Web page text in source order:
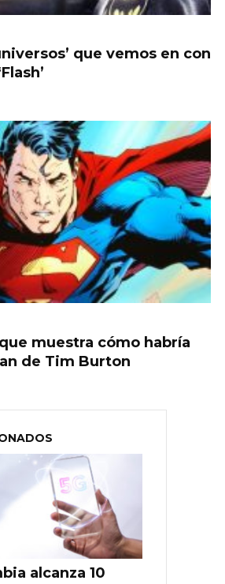
que vemos en con
muestra cómo habría
de Tim Burton
alcanza 10